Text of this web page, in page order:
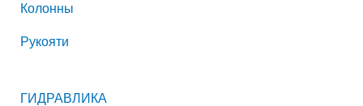
Колонны
Рукояти
ГИДРАВЛИКА